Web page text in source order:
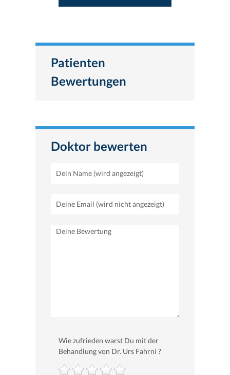
Patienten
Bewertungen
Doktor bewerten
Wie zufrieden warst Du mit der
Behandlung von Dr. Urs Fahrni ?